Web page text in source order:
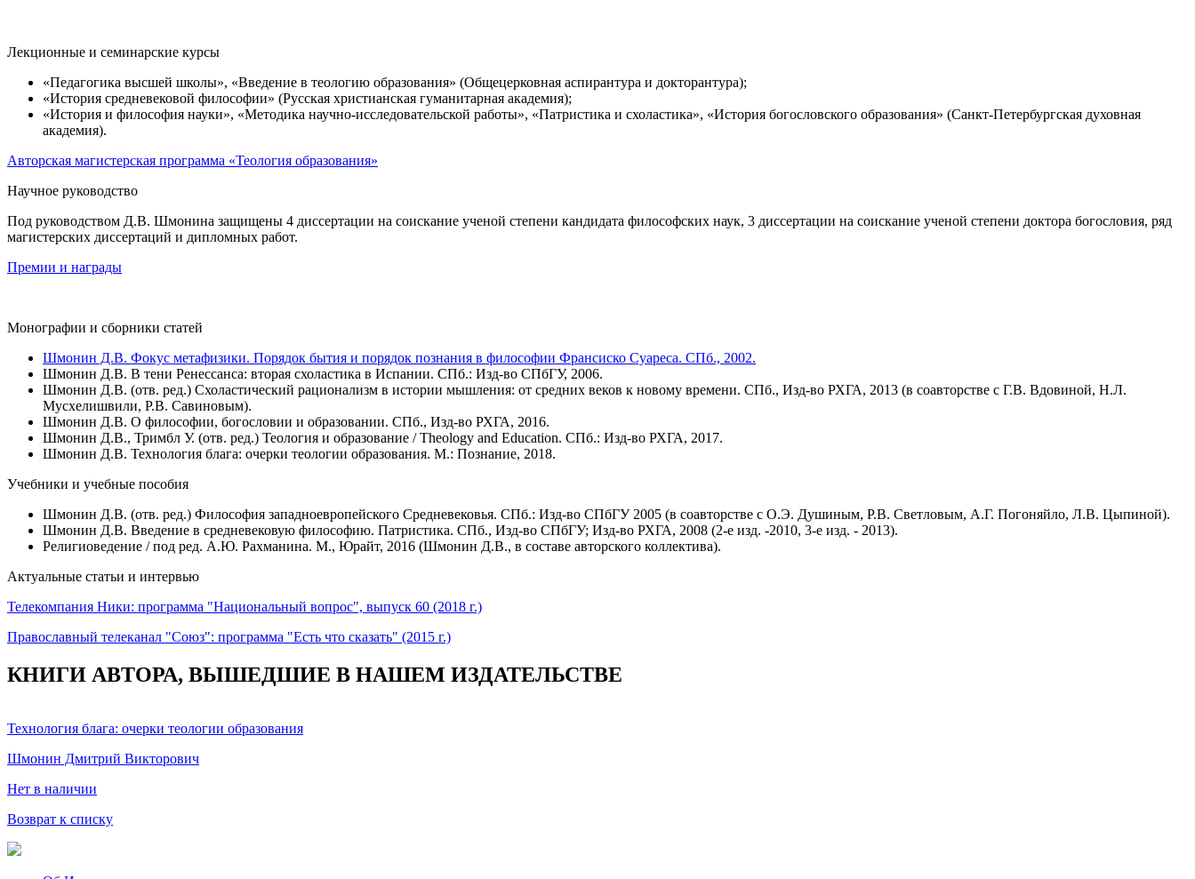
Лекционные и семинарские курсы
«Педагогика высшей школы», «Введение в теологию образования» (Общецерковная аспирантура и докторантура);
«История средневековой философии» (Русская христианская гуманитарная академия);
«История и философия науки», «Методика научно-исследовательской работы», «Патристика и схоластика», «История богословского образования» (Санкт-Петербургская духовная
академия).
Авторская магистерская программа «Теология образования»
Научное руководство
Под руководством Д.В. Шмонина защищены 4 диссертации на соискание ученой степени кандидата философских наук, 3 диссертации на соискание ученой степени доктора богословия, ряд
магистерских диссертаций и дипломных работ.
Премии и награды
Монографии и сборники статей
Шмонин Д.В. Фокус метафизики. Порядок бытия и порядок познания в философии Франсиско Суареса. СПб., 2002.
Шмонин Д.В. В тени Ренессанса: вторая схоластика в Испании. СПб.: Изд-во СПбГУ, 2006.
Шмонин Д.В. (отв. ред.) Схоластический рационализм в истории мышления: от средних веков к новому времени. СПб., Изд-во РХГА, 2013 (в соавторстве с Г.В. Вдовиной, Н.Л.
Мусхелишвили, Р.В. Савиновым).
Шмонин Д.В. О философии, богословии и образовании. СПб., Изд-во РХГА, 2016.
Шмонин Д.В., Тримбл У. (отв. ред.) Теология и образование / Theology and Education. СПб.: Изд-во РХГА, 2017.
Шмонин Д.В. Технология блага: очерки теологии образования. М.: Познание, 2018.
Учебники и учебные пособия
Шмонин Д.В. (отв. ред.) Философия западноевропейского Средневековья. СПб.: Изд-во СПбГУ 2005 (в соавторстве с О.Э. Душиным, Р.В. Светловым, А.Г. Погоняйло, Л.В. Цыпиной).
Шмонин Д.В. Введение в средневековую философию. Патристика. СПб., Изд-во СПбГУ; Изд-во РХГА, 2008 (2-е изд. -2010, 3-е изд. - 2013).
Религиоведение / под ред. А.Ю. Рахманина. М., Юрайт, 2016 (Шмонин Д.В., в составе авторского коллектива).
Актуальные статьи и интервью
Телекомпания Ники: программа "Национальный вопрос", выпуск 60 (2018 г.)
Православный телеканал "Союз": программа "Есть что сказать" (2015 г.)
КНИГИ АВТОРА, ВЫШЕДШИЕ В НАШЕМ ИЗДАТЕЛЬСТВЕ
Технология блага: очерки теологии образования
Шмонин Дмитрий Викторович
Нет в наличии
Возврат к списку